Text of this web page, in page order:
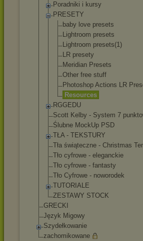
Poradniki i kursy
PRESETY
baby love presets
Lightroom presets
Lightroom presets(1)
LR presety
Meridian Presets
Other free stuff
Photoshop Actions LR
Resources
RGGEDU
Scott Kelby - System 7
Ślubne MockUp PSD
TŁA - TEKSTURY
Tła świąteczne - Christmas
Tło cyfrowe - eleganckie
Tło cyfrowe - fantasty
Tło Cyfrowe - noworodek
TUTORIALE
ZESTAWY STOCK
GRECKI
Język Migowy
Szydełkowanie
zachomikowane